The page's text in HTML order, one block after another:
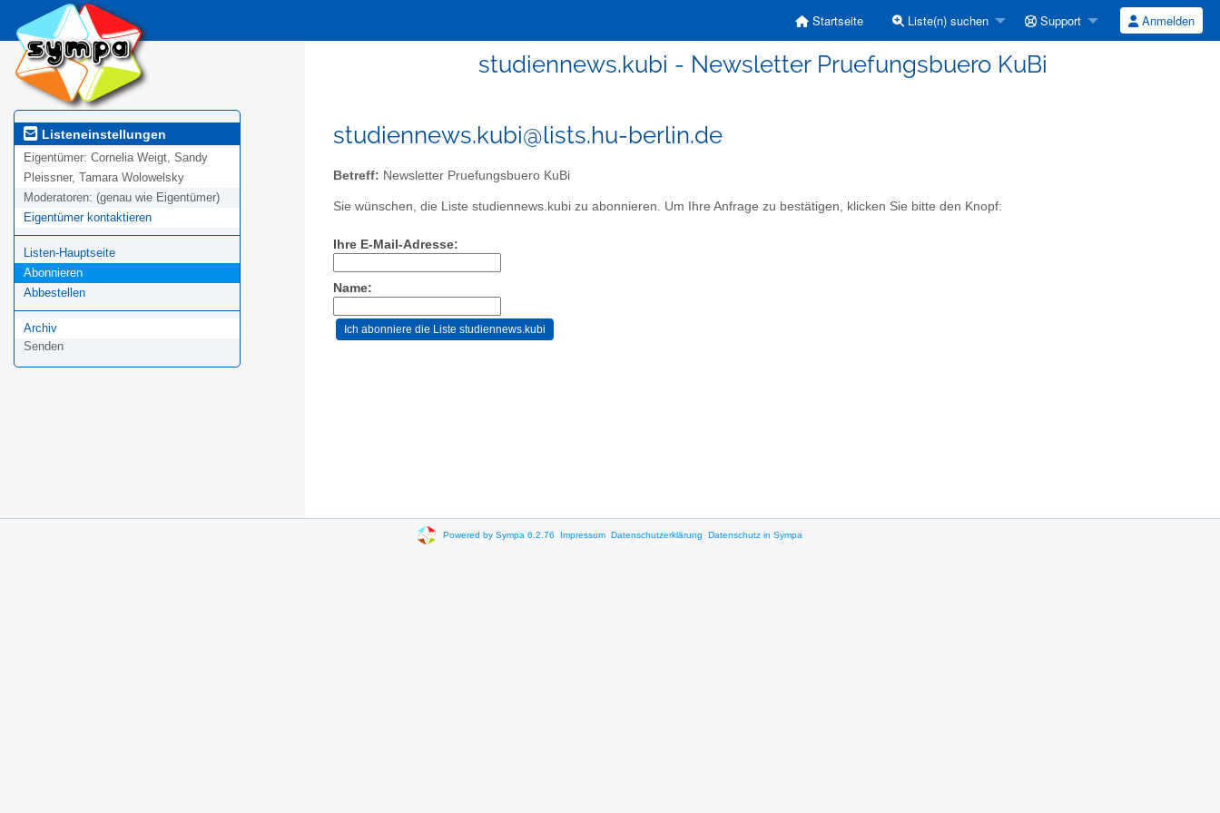
Startseite Liste(n) suchen Support Anmelden
studiennews.kubi - Newsletter Pruefungsbuero KuBi
Listeneinstellungen
Eigentümer: Cornelia Weigt, Sandy
Pleissner, Tamara Wolowelsky
Moderatoren: (genau wie Eigentümer)
Eigentümer kontaktieren
Listen-Hauptseite
Abonnieren
Abbestellen
Archiv
Senden
studiennews.kubi@lists.hu-berlin.de
Betreff: Newsletter Pruefungsbuero KuBi
Sie wünschen, die Liste studiennews.kubi zu abonnieren. Um Ihre Anfrage zu bestätigen, klicken Sie bitte den Knopf:
Ihre E-Mail-Adresse:
Name:
Powered by Sympa 6.2.76 Impressum Datenschutzerklärung Datenschutz in Sympa